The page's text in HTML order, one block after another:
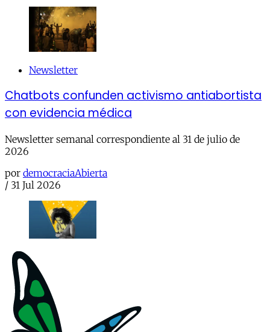
Newsletter
Chatbots confunden activismo antiabortista
con evidencia médica
Newsletter semanal correspondiente al 31 de julio de
2026
por democraciaAbierta
/ 31 Jul 2026